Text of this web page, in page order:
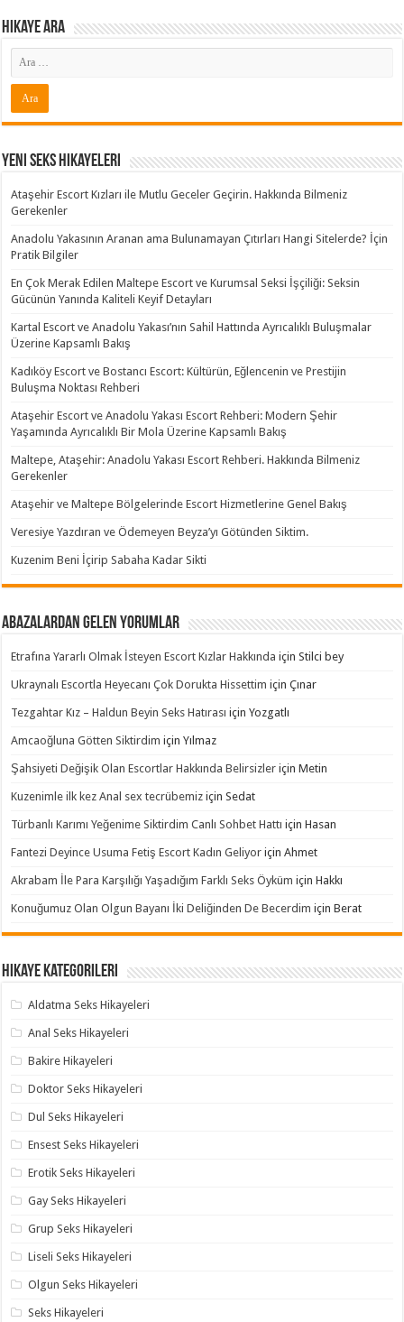
Hikaye ARA
Yeni Seks Hikayeleri
Ataşehir Escort Kızları ile Mutlu Geceler Geçirin. Hakkında Bilmeniz
Gerekenler
Anadolu Yakasının Aranan ama Bulunamayan Çıtırları Hangi Sitelerde? İçin
Pratik Bilgiler
En Çok Merak Edilen Maltepe Escort ve Kurumsal Seksi İşçiliği: Seksin
Gücünün Yanında Kaliteli Keyif Detayları
Kartal Escort ve Anadolu Yakası’nın Sahil Hattında Ayrıcalıklı Buluşmalar
Üzerine Kapsamlı Bakış
Kadıköy Escort ve Bostancı Escort: Kültürün, Eğlencenin ve Prestijin
Buluşma Noktası Rehberi
Ataşehir Escort ve Anadolu Yakası Escort Rehberi: Modern Şehir
Yaşamında Ayrıcalıklı Bir Mola Üzerine Kapsamlı Bakış
Maltepe, Ataşehir: Anadolu Yakası Escort Rehberi. Hakkında Bilmeniz
Gerekenler
Ataşehir ve Maltepe Bölgelerinde Escort Hizmetlerine Genel Bakış
Veresiye Yazdıran ve Ödemeyen Beyza’yı Götünden Siktim.
Kuzenim Beni İçirip Sabaha Kadar Sikti
Abazalardan Gelen Yorumlar
Etrafına Yararlı Olmak İsteyen Escort Kızlar Hakkında içinStilci bey
Ukraynalı Escortla Heyecanı Çok Dorukta Hissettim içinÇınar
Tezgahtar Kız – Haldun Beyin Seks Hatırası içinYozgatlı
Amcaoğluna Götten Siktirdim içinYılmaz
Şahsiyeti Değişik Olan Escortlar Hakkında Belirsizler içinMetin
Kuzenimle ilk kez Anal sex tecrübemiz içinSedat
Türbanlı Karımı Yeğenime Siktirdim Canlı Sohbet Hattı içinHasan
Fantezi Deyince Usuma Fetiş Escort Kadın Geliyor içinAhmet
Akrabam İle Para Karşılığı Yaşadığım Farklı Seks Öyküm içinHakkı
Konuğumuz Olan Olgun Bayanı İki Deliğinden De Becerdim içinBerat
Hikaye Kategorileri
Aldatma Seks Hikayeleri
Anal Seks Hikayeleri
Bakire Hikayeleri
Doktor Seks Hikayeleri
Dul Seks Hikayeleri
Ensest Seks Hikayeleri
Erotik Seks Hikayeleri
Gay Seks Hikayeleri
Grup Seks Hikayeleri
Liseli Seks Hikayeleri
Olgun Seks Hikayeleri
Seks Hikayeleri